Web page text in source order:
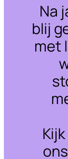
Na
blij
met